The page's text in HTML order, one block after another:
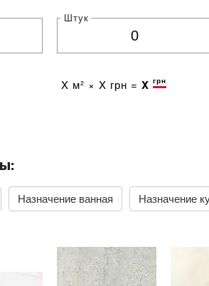
Штук
X м² × X грн = X грн
Назначение ванная Назначение